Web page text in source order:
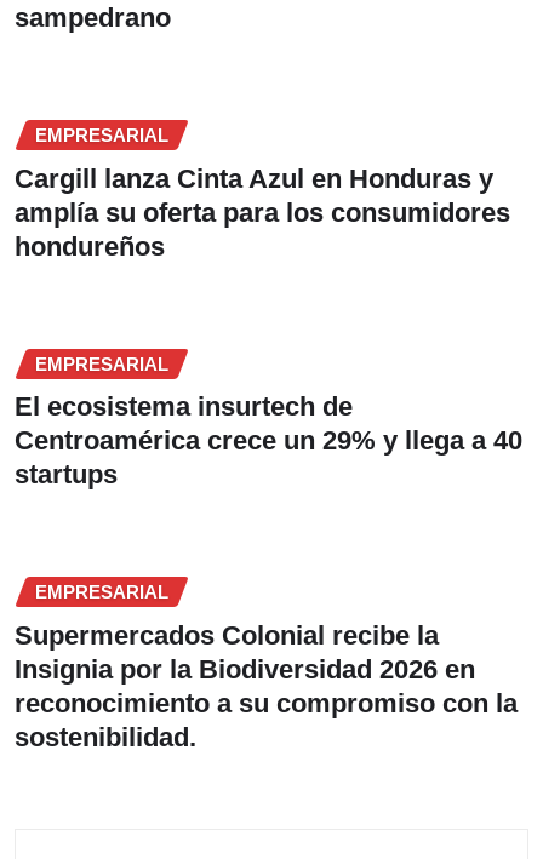
sampedrano
EMPRESARIAL
Cargill lanza Cinta Azul en Honduras y
amplía su oferta para los consumidores
hondureños
EMPRESARIAL
El ecosistema insurtech de
Centroamérica crece un 29% y llega a 40
startups
EMPRESARIAL
Supermercados Colonial recibe la
Insignia por la Biodiversidad 2026 en
reconocimiento a su compromiso con la
sostenibilidad.